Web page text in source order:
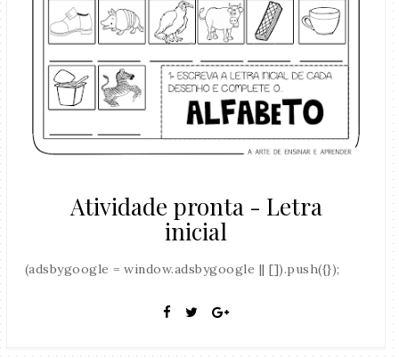
Atividade pronta - Letra
inicial
(adsbygoogle = window.adsbygoogle || []).push({});